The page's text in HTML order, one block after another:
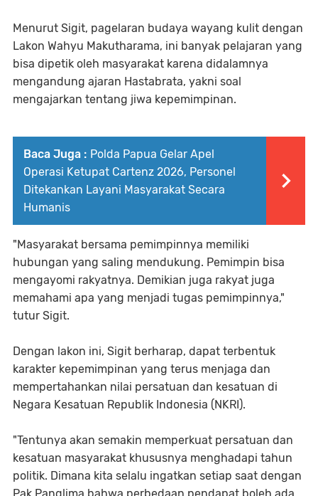
Menurut Sigit, pagelaran budaya wayang kulit dengan
Lakon Wahyu Makutharama, ini banyak pelajaran yang
bisa dipetik oleh masyarakat karena didalamnya
mengandung ajaran Hastabrata, yakni soal
mengajarkan tentang jiwa kepemimpinan.
Baca Juga : ‎Polda Papua Gelar Apel
Operasi Ketupat Cartenz 2026, Personel
Ditekankan Layani Masyarakat Secara
Humanis
"Masyarakat bersama pemimpinnya memiliki
hubungan yang saling mendukung. Pemimpin bisa
mengayomi rakyatnya. Demikian juga rakyat juga
memahami apa yang menjadi tugas pemimpinnya,"
tutur Sigit.
Dengan lakon ini, Sigit berharap, dapat terbentuk
karakter kepemimpinan yang terus menjaga dan
mempertahankan nilai persatuan dan kesatuan di
Negara Kesatuan Republik Indonesia (NKRI).
"Tentunya akan semakin memperkuat persatuan dan
kesatuan masyarakat khususnya menghadapi tahun
politik. Dimana kita selalu ingatkan setiap saat dengan